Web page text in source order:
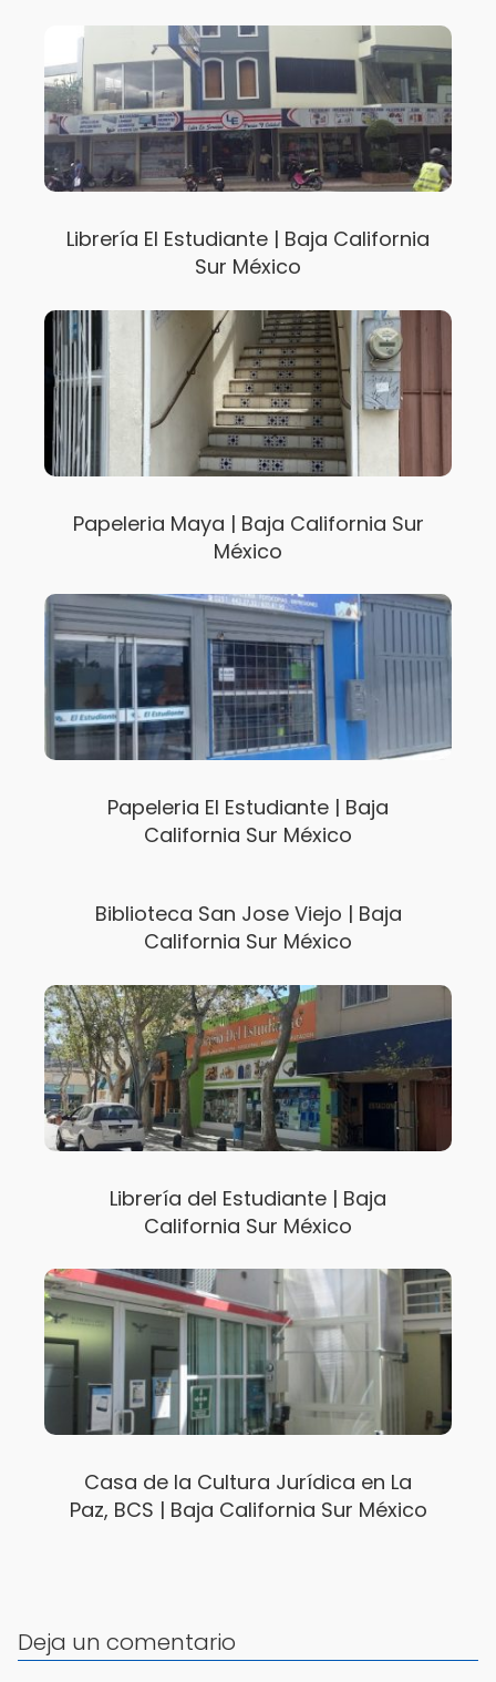
Librería El Estudiante | Baja California
Sur México
Papeleria Maya | Baja California Sur
México
Papeleria El Estudiante | Baja
California Sur México
Biblioteca San Jose Viejo | Baja
California Sur México
Librería del Estudiante | Baja
California Sur México
Casa de la Cultura Jurídica en La
Paz, BCS | Baja California Sur México
Deja un comentario